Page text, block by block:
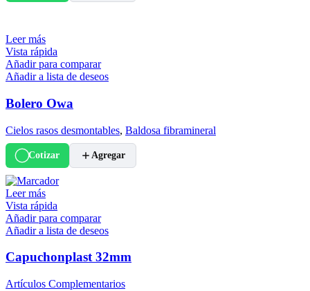
Leer más
Vista rápida
Añadir para comparar
Añadir a lista de deseos
Bolero Owa
Cielos rasos desmontables, Baldosa fibramineral
Cotizar Agregar
Leer más
Vista rápida
Añadir para comparar
Añadir a lista de deseos
Capuchonplast 32mm
Artículos Complementarios